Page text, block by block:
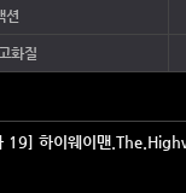
션
화질
19] 하이웨이맨